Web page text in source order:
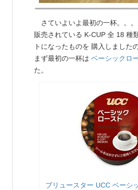
さていよいよ最初の一杯。。
販売されている K-CUP 全 18 種
トになったものを 購入しました
まず最初の一杯は ベーシックロ
た。
ブリュースター UCC ベーシ